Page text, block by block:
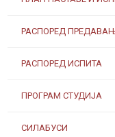
РАСПОРЕД
РАСПОРЕД ИСПИТА
ПРОГРАМ СТУДИЈА
СИЛАБУСИ